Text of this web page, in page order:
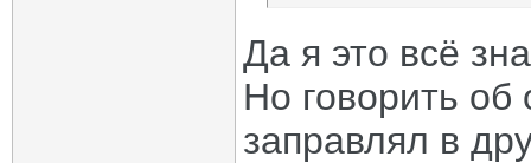
Да я это всё
Но говорить об
заправлял в